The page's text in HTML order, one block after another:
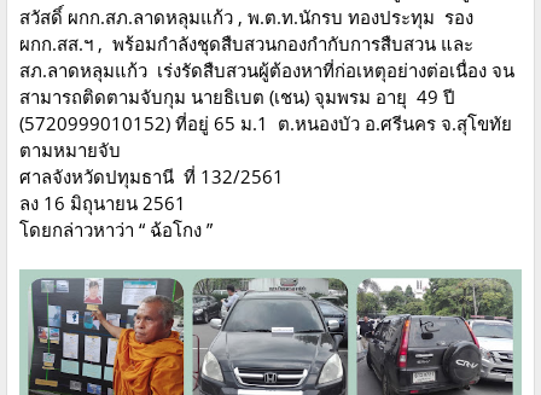
สวัสดิ์ ผกก.สภ.ลาดหลุมแก้ว , พ.ต.ท.นักรบ ทองประทุม รอง
ผกก.สส.ฯ , พร้อมกำลังชุดสืบสวนกองกำกับการสืบสวน และ
สภ.ลาดหลุมแก้ว เร่งรัดสืบสวนผู้ต้องหาที่ก่อเหตุอย่างต่อเนื่อง จน
สามารถติดตามจับกุม นายธิเบต (เชน) จุมพรม อายุ 49 ปี
(5720999010152) ที่อยู่ 65 ม.1 ต.หนองบัว อ.ศรีนคร จ.สุโขทัย
ตามหมายจับ
ศาลจังหวัดปทุมธานี ที่ 132/2561
ลง 16 มิถุนายน 2561
โดยกล่าวหาว่า “ ฉ้อโกง ”